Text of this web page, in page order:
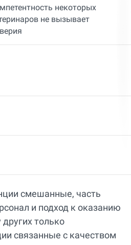
некоторых
не вызывает
смешанные, часть
и подход к оказанию
только
связанные с качеством